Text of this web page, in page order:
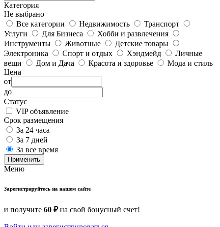
Категория
Не выбрано
Все категории
Недвижимость
Транспорт
Услуги
Для Бизнеса
Хобби и развлечения
Инструменты
Животные
Детские товары
Электроника
Спорт и отдых Хэндмейд
Личные
вещи
Дом и Дача Красота и здоровье
Мода и стиль
Цена
от
до
Статус
VIP объявление
Срок размещения
За 24 часа
За 7 дней
За все время
Применить
Меню
Зарегистрируйтесь на нашем сайте
и получите 60 ₽на свой бонусный счет!